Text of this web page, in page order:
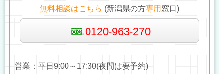
無料相談はこちら (新潟県の方専用 窓口)
0120-963-270
営業：平日9:00～17:30(夜間は要予約)